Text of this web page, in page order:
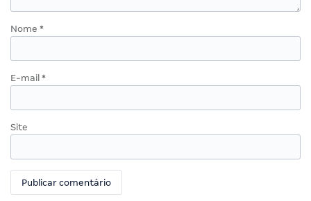
Nome *
E-mail *
Site